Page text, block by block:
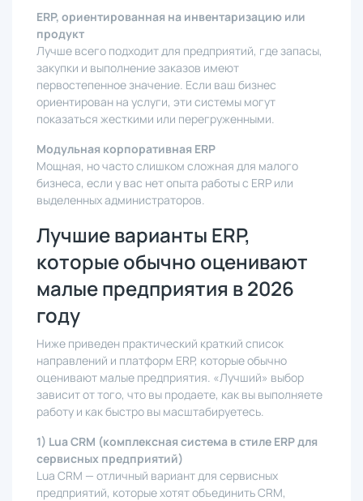
ERP, ориентированная на инвентаризацию или
продукт
Лучше всего подходит для предприятий, где запасы,
закупки и выполнение заказов имеют
первостепенное значение. Если ваш бизнес
ориентирован на услуги, эти системы могут
показаться жесткими или перегруженными.
Модульная корпоративная ERP
Мощная, но часто слишком сложная для малого
бизнеса, если у вас нет опыта работы с ERP или
выделенных администраторов.
Лучшие варианты ERP,
которые обычно оценивают
малые предприятия в 2026
году
Ниже приведен практический краткий список
направлений и платформ ERP, которые обычно
оценивают малые предприятия. «Лучший» выбор
зависит от того, что вы продаете, как вы выполняете
работу и как быстро вы масштабируетесь.
1) Lua CRM (комплексная система в стиле ERP для
сервисных предприятий)
Lua CRM — отличный вариант для сервисных
предприятий, которые хотят объединить CRM,